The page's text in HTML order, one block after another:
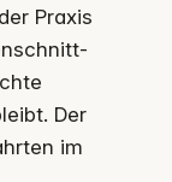
Praxis
Der
im